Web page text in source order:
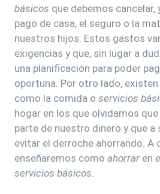
básicos que debemos cancelar,
pago de casa, el seguro o la
nuestros hijos. Estos gastos
exigencias y que, sin lugar a
una planificación para poder
oportuna. Por otro lado,
como la comida o servicios
hogar en los que olvidamos
parte de nuestro dinero y que a
evitar el derroche ahorrando. A
enseñaremos como ahorrar en
servicios básicos